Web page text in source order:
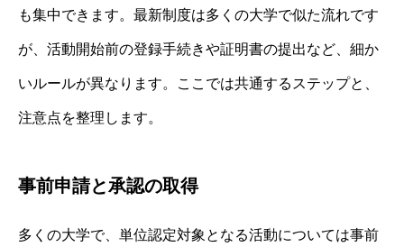
も集中できます。最新制度は多くの大学で似た流れです
が、活動開始前の登録手続きや証明書の提出など、細か
いルールが異なります。ここでは共通するステップと、
注意点を整理します。
事前申請と承認の取得
多くの大学で、単位認定対象となる活動については事前